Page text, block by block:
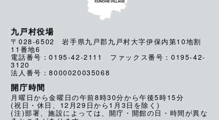
九戸村役場
〒028-6502 岩手県九戸郡九戸村大字伊保内第10地割
11番地6
電話番号：0195-42-2111 ファックス番号：0195-42-
3120
法人番号：8000020035068
開庁時間
月曜日から金曜日の午前8時30分から午後5時15分
(祝日・休日、12月29日から1月3日を除く)
(注)部署、施設によっては、開庁・開館の日・時間が異な